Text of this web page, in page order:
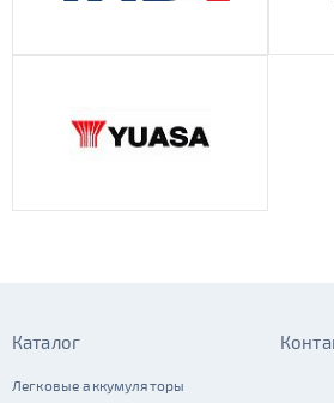
Каталог
Легковые аккумуляторы